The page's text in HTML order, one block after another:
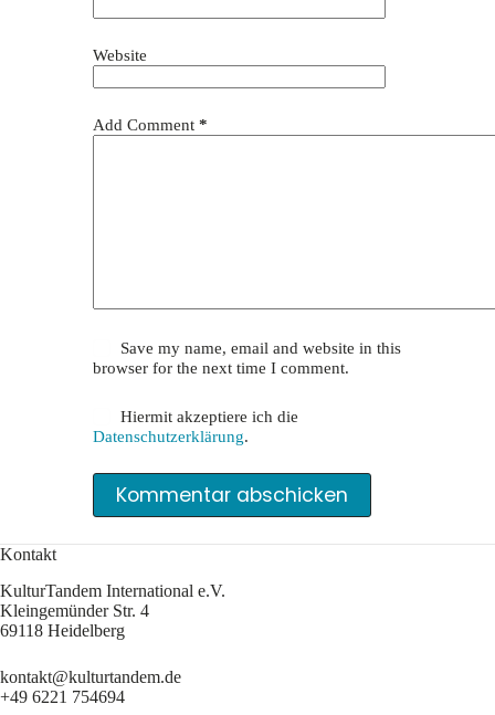
Website
Add Comment *
Save my name, email and website in this
browser for the next time I comment.
Hiermit akzeptiere ich die
Datenschutzerklärung.
Kommentar abschicken
Kontakt
KulturTandem International e.V.
Kleingemünder Str. 4
69118 Heidelberg
kontakt@kulturtandem.de
+49 6221 754694